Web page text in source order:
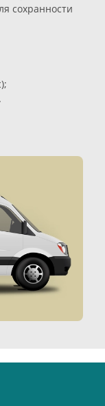
сохранности